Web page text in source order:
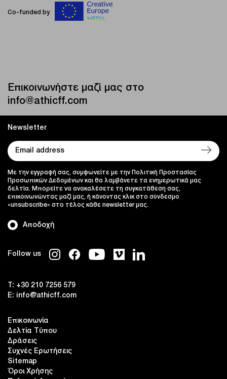
Co-funded by
Επικοινωνήστε μαζί μας στο
info@athicff.com
Follow us
T: +30 210 7256 579
E:
info@athicff.com
Επικοινωνία
Δελτία Τύπου
Δράσεις
Συχνές Ερωτήσεις
Sitemap
Όροι Χρήσης
Newsletter
Αποδοχή
Με την εγγραφή σας, συμφωνείτε με την Πολιτική Προστασίας
Προσωπικών Δεδομένων και θα λαμβάνετε τα ενημερωτικά μας
δελτία. Μπορείτε να ανακαλέσετε τη συγκατάθεση σας,
επικοινωνώντας μαζί μας, ή κάνοντας κλικ στο σύνδεσμο
«unsubscribe» στο τέλος κάθε newsletter μας.